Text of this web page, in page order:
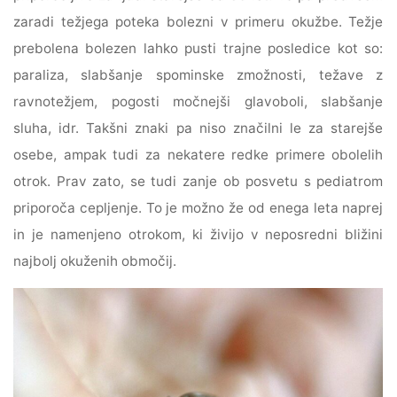
zaradi težjega poteka bolezni v primeru okužbe. Težje
prebolena bolezen lahko pusti trajne posledice kot so:
paraliza, slabšanje spominske zmožnosti, težave z
ravnotežjem, pogosti močnejši glavoboli, slabšanje
sluha, idr. Takšni znaki pa niso značilni le za starejše
osebe, ampak tudi za nekatere redke primere obolelih
otrok. Prav zato, se tudi zanje ob posvetu s pediatrom
priporoča cepljenje. To je možno že od enega leta naprej
in je namenjeno otrokom, ki živijo v neposredni bližini
najbolj okuženih območij.